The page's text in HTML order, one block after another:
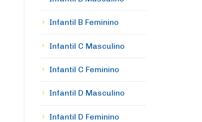
Infantil B Feminino
Infantil C Masculino
Infantil C Feminino
Infantil D Masculino
Infantil D Feminino